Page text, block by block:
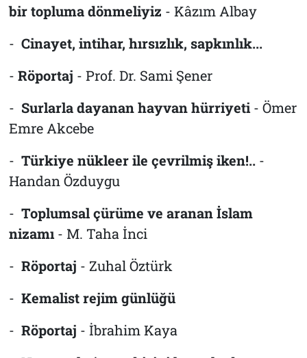
bir topluma dönmeliyiz - Kâzım Albay
- Cinayet, intihar, hırsızlık, sapkınlık...
- Röportaj - Prof. Dr. Sami Şener
- Surlarla dayanan hayvan hürriyeti- Ömer
Emre Akcebe
- Türkiye nükleer ile çevrilmiş iken!.. -
Handan Özduygu
- Toplumsal çürüme ve aranan İslam
nizamı- M. Taha İnci
- Röportaj - Zuhal Öztürk
- Kemalist rejim günlüğü
- Röportaj - İbrahim Kaya